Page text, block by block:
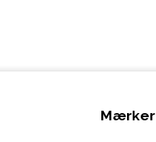
Mærker